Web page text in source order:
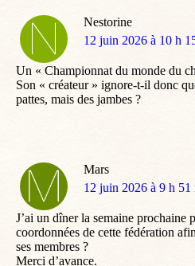
Nestorine
dit
12 juin 2026 à 10 h
Un « Championnat du monde du
Son « créateur » ignore-t-il donc
pattes, mais des jambes ?
Mars
dit
12 juin 2026 à 9 h 51
J’ai un dîner la semaine prochaine
coordonnées de cette fédération
ses membres ?
Merci d’avance.